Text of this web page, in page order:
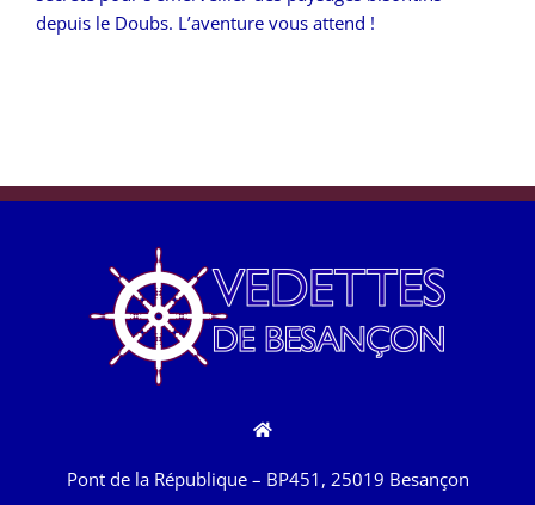
depuis le Doubs. L’aventure vous attend !
Pont de la République – BP451, 25019 Besançon